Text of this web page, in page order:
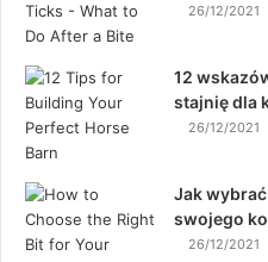
26/12/2021
12
stajnię dla
26/12/2021
Jak
swojego
26/12/2021